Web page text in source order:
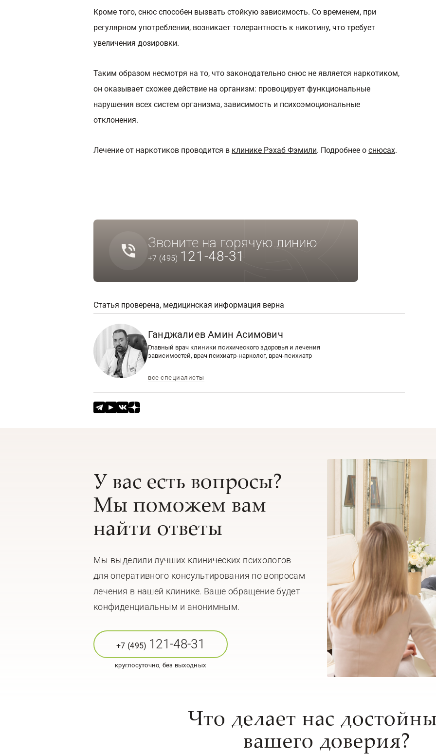
Кроме того, снюс способен вызвать стойкую зависимость. Со временем, при
регулярном употреблении, возникает толерантность к никотину, что требует
увеличения дозировки.
Таким образом несмотря на то, что законодательно снюс не является наркотиком,
он оказывает схожее действие на организм: провоцирует функциональные
нарушения всех систем организма, зависимость и психоэмоциональные
отклонения.
Лечение от наркотиков проводится в клинике Рэхаб Фэмили. Подробнее о снюсах.
Звоните на горячую линию
+7 (495) 121-48-31
Статья проверена, медицинская информация верна
Ганджалиев Амин Асимович
Главный врач клиники психического здоровья и лечения
зависимостей, врач психиатр-нарколог, врач-психиатр
все специалисты
У вас есть вопросы?
Мы поможем вам
найти ответы
Мы выделили лучших клинических психологов
для оперативного консультирования по вопросам
лечения в нашей клинике. Ваше обращение будет
конфиденциальным и анонимным.
+7 (495) 121-48-31
круглосуточно, без выходных
Что делает нас
вашего доверия?